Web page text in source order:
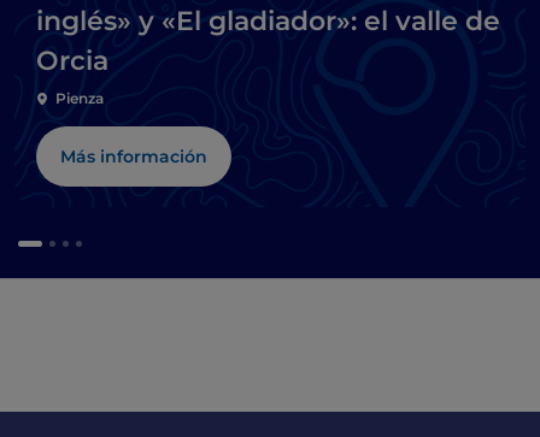
inglés» y «El gladiador»: el valle de
Orcia
Pienza
Más información